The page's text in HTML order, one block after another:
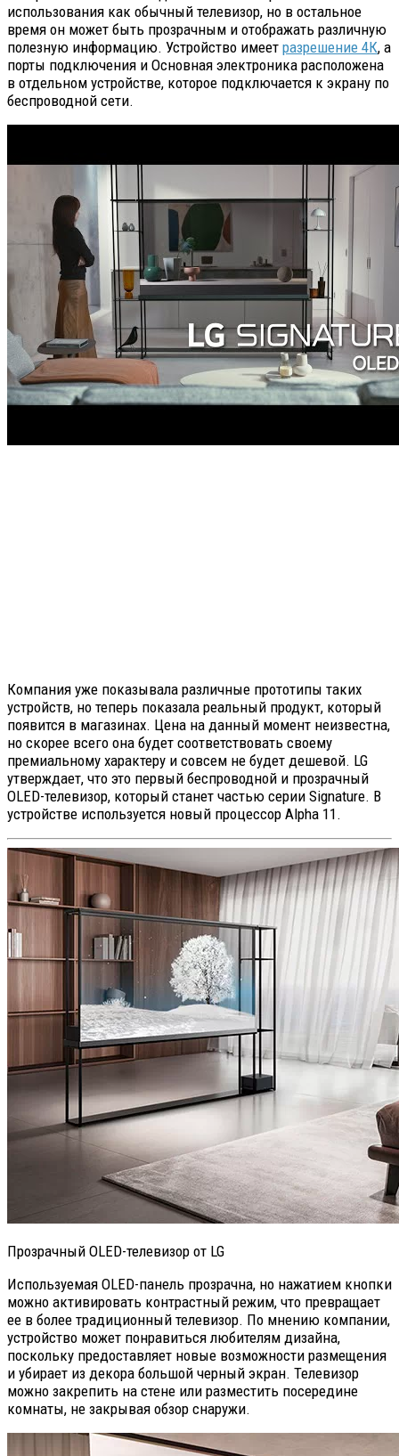
использования как обычный телевизор, но в остальное
время он может быть прозрачным и отображать различную
полезную информацию. Устройство имеет разрешение 4К, а
порты подключения и Основная электроника расположена
в отдельном устройстве, которое подключается к экрану по
беспроводной сети.
Компания уже показывала различные прототипы таких
устройств, но теперь показала реальный продукт, который
появится в магазинах. Цена на данный момент неизвестна,
но скорее всего она будет соответствовать своему
премиальному характеру и совсем не будет дешевой. LG
утверждает, что это первый беспроводной и прозрачный
OLED-телевизор, который станет частью серии Signature. В
устройстве используется новый процессор Alpha 11.
Прозрачный OLED-телевизор от LG
Используемая OLED-панель прозрачна, но нажатием кнопки
можно активировать контрастный режим, что превращает
ее в более традиционный телевизор. По мнению компании,
устройство может понравиться любителям дизайна,
поскольку предоставляет новые возможности размещения
и убирает из декора большой черный экран. Телевизор
можно закрепить на стене или разместить посередине
комнаты, не закрывая обзор снаружи.